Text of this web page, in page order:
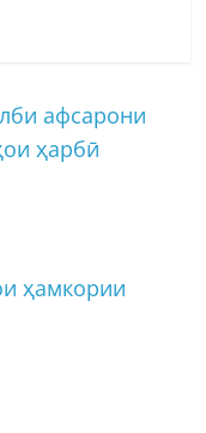
афсарони
ҳарбӣ
ҳамкории